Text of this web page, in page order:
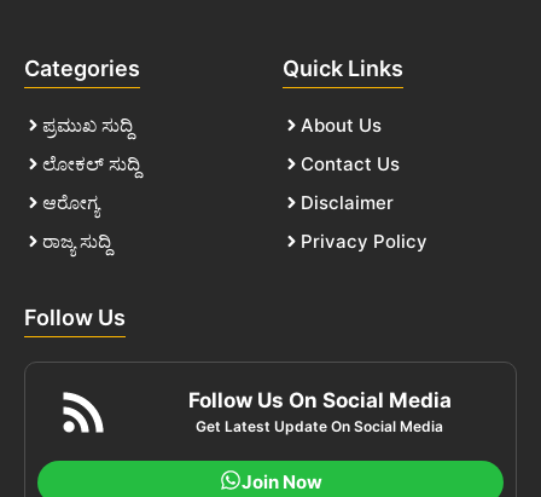
Categories
ಪ್ರಮುಖ ಸುದ್ದಿ
ಲೋಕಲ್ ಸುದ್ದಿ
ಆರೋಗ್ಯ
ರಾಜ್ಯ ಸುದ್ದಿ
Quick Links
About Us
Contact Us
Disclaimer
Privacy Policy
Follow Us
Follow Us On Social Media
Get Latest Update On Social Media
Join Now